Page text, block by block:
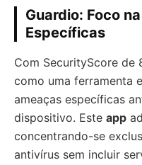
Guardio: Foco
Específicas
Com SecurityScore de
como uma ferramenta
ameaças específicas
dispositivo. Este app
concentrando-se
antivírus sem incluir